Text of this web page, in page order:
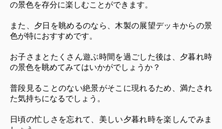
の景色を存分に楽しむことができます。
また、夕日を眺めるのなら、木製の展望デッキからの景
色が特におすすめです。
お子さまとたくさん遊ぶ時間を過ごした後は、夕暮れ時
の景色を眺めてみてはいかがでしょうか？
普段見ることのない絶景がそこに現れるため、満たされ
た気持ちになるでしょう。
日頃の忙しさを忘れて、美しい夕暮れ時を楽しんでみま